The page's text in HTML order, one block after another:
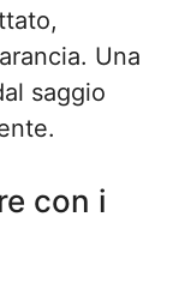
Una
saggio
con i